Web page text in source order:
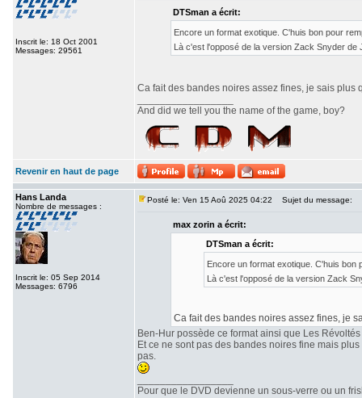
Inscrit le: 18 Oct 2001
Messages: 29561
DTSman a écrit:
Encore un format exotique. C'huis bon pour
Là c'est l'opposé de la version Zack Snyder de
Ca fait des bandes noires assez fines, je sais
And did we tell you the name of the game, boy?
Revenir en haut de page
Hans Landa
Nombre de messages :
Inscrit le: 05 Sep 2014
Messages: 6796
Posté le: Ven 15 Aoû 2025 04:22 Sujet du message:
max zorin a écrit:
DTSman a écrit:
Encore un format exotique. C'huis
Là c'est l'opposé de la version Zack
Ca fait des bandes noires assez fines, je
Ben-Hur possède ce format ainsi que Les
Et ce ne sont pas des bandes noires fine mais
pas.
Pour que le DVD devienne un sous-verre ou un